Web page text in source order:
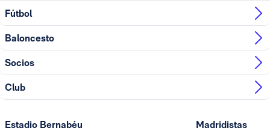
Fútbol
Baloncesto
Socios
Club
Estadio Bernabéu Madridistas